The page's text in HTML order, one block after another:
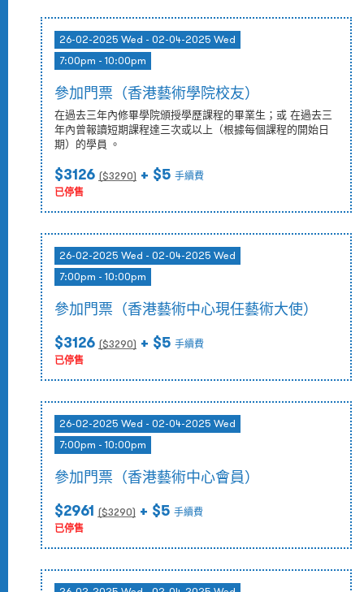
26-02-2025 Wed - 02-04-2025 Wed
7:00pm - 10:00pm
參加門票（香港藝術學院校友）
在過去三年內修畢學院頒授學歷課程的畢業生；或 在過去三
年內曾報讀短期課程達三次或以上（根據每個課程的開始日
期）的學員 。
$3126 ($3290) + $5 手續費
已停售
26-02-2025 Wed - 02-04-2025 Wed
7:00pm - 10:00pm
參加門票（香港藝術中心現任藝術大使）
$3126 ($3290) + $5 手續費
已停售
26-02-2025 Wed - 02-04-2025 Wed
7:00pm - 10:00pm
參加門票（香港藝術中心會員）
$2961 ($3290) + $5 手續費
已停售